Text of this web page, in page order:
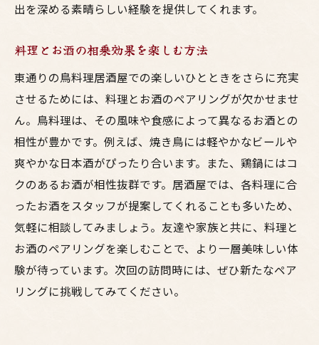
出を深める素晴らしい経験を提供してくれます。
料理とお酒の相乗効果を楽しむ方法
東通りの鳥料理居酒屋での楽しいひとときをさらに充実
させるためには、料理とお酒のペアリングが欠かせませ
ん。鳥料理は、その風味や食感によって異なるお酒との
相性が豊かです。例えば、焼き鳥には軽やかなビールや
爽やかな日本酒がぴったり合います。また、鶏鍋にはコ
クのあるお酒が相性抜群です。居酒屋では、各料理に合
ったお酒をスタッフが提案してくれることも多いため、
気軽に相談してみましょう。友達や家族と共に、料理と
お酒のペアリングを楽しむことで、より一層美味しい体
験が待っています。次回の訪問時には、ぜひ新たなペア
リングに挑戦してみてください。